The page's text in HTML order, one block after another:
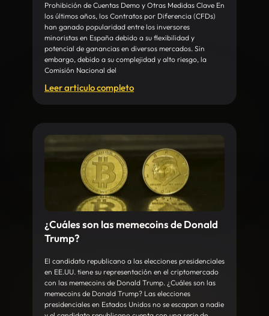
Prohibición de Cuentas Demo y Otras Medidas Clave En
los últimos años, los Contratos por Diferencia (CFDs)
han ganado popularidad entre los inversores
minoristas en España debido a su flexibilidad y
potencial de ganancias en diversos mercados. Sin
embargo, debido a su complejidad y alto riesgo, la
Comisión Nacional del
Leer articulo completo
¿Cuáles son las memecoins de Donald
Trump?
El candidato republicano a las elecciones presidenciales
en EE.UU. tiene su representación en el criptomercado
con las memecoins de Donald Trump. ¿Cuáles son las
memecoins de Donald Trump? Las elecciones
presidenciales en Estados Unidos no se escapan a nadie